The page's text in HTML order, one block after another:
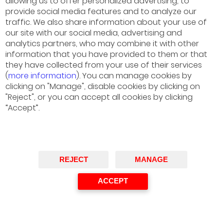
provide social media features and to analyze our
traffic. We also share information about your use of
our site with our social media, advertising and
analytics partners, who may combine it with other
information that you have provided to them or that
they have collected from your use of their services
(more information). You can manage cookies by
clicking on "Manage", disable cookies by clicking on
"Reject", or you can accept all cookies by clicking
“Accept”.
REJECT MANAGE
ACCEPT
Socio Grupo Servicios Financieros, EY
Ponente